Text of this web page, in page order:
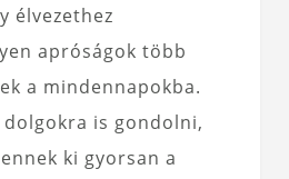
élvezethez
apróságok több
a mindennapokba.
is gondolni,
ki gyorsan a